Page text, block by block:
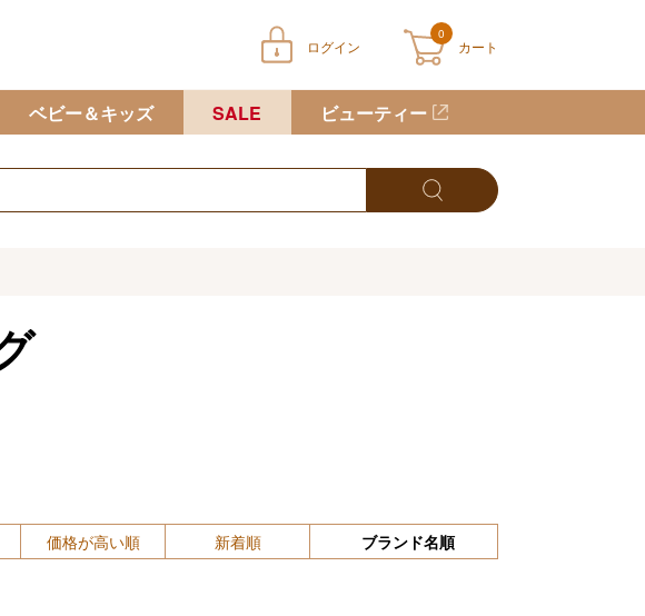
ログイン
0
カート
カートに商品が入っていません
ベビー＆キッズ SALE ビューティー
価格が高い順 新着順 ブランド名順